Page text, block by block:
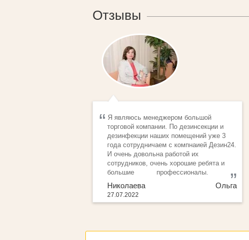
Отзывы
Я являюсь менеджером большой
торговой компании. По дезинсекции и
дезинфекции наших помещений уже 3
года сотрудничаем с компнаией Дезин24.
И очень довольна работой их
сотрудников, очень хорошие ребята и
большие профессионалы.
Николаева Ольга
27.07.2022